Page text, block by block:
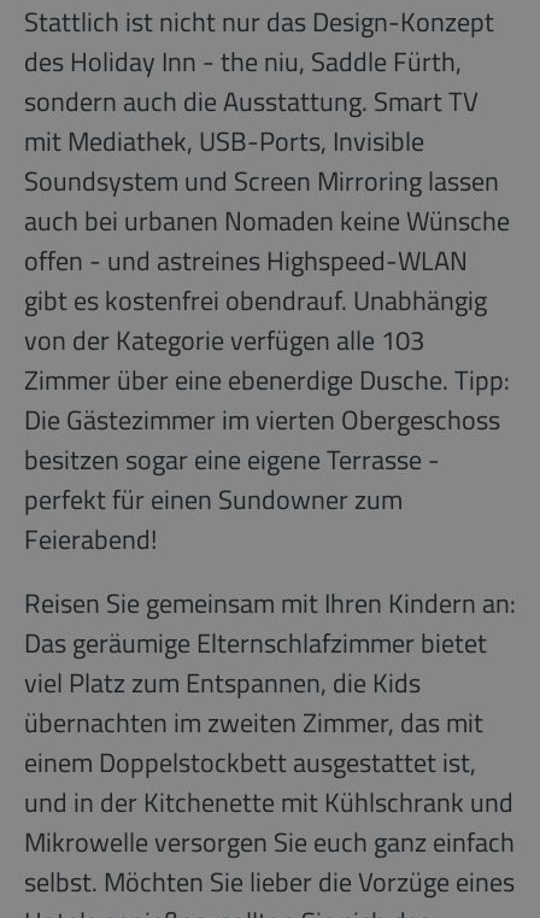
Stattlich ist nicht nur das Design-Konzept
des Holiday Inn - the niu, Saddle Fürth,
sondern auch die Ausstattung. Smart TV
mit Mediathek, USB-Ports, Invisible
Soundsystem und Screen Mirroring lassen
auch bei urbanen Nomaden keine Wünsche
offen - und astreines Highspeed-WLAN
gibt es kostenfrei obendrauf. Unabhängig
von der Kategorie verfügen alle 103
Zimmer über eine ebenerdige Dusche. Tipp:
Die Gästezimmer im vierten Obergeschoss
besitzen sogar eine eigene Terrasse -
perfekt für einen Sundowner zum
Feierabend!
Reisen Sie gemeinsam mit Ihren Kindern an:
Das geräumige Elternschlafzimmer bietet
viel Platz zum Entspannen, die Kids
übernachten im zweiten Zimmer, das mit
einem Doppelstockbett ausgestattet ist,
und in der Kitchenette mit Kühlschrank und
Mikrowelle versorgen Sie euch ganz einfach
selbst. Möchten Sie lieber die Vorzüge eines